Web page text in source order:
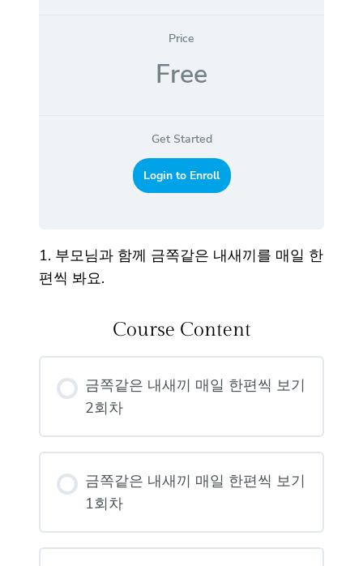
Price
Free
Get Started
Login to Enroll
1. 부모님과 함께 금쪽같은 내새끼를 매일 한
편씩 봐요.
Course Content
금쪽같은 내새끼 매일 한편씩 보기
2회차
금쪽같은 내새끼 매일 한편씩 보기
1회차